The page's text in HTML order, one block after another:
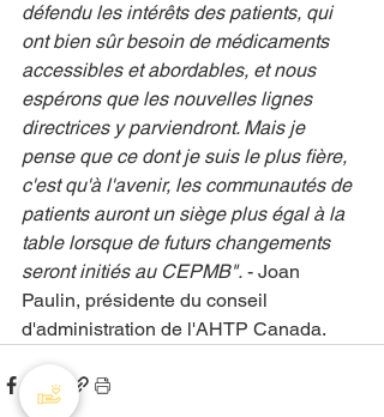
défendu les intérêts des patients, qui
ont bien sûr besoin de médicaments
accessibles et abordables, et nous
espérons que les nouvelles lignes
directrices y parviendront. Mais je
pense que ce dont je suis le plus fière,
c'est qu'à l'avenir, les communautés de
patients auront un siège plus égal à la
table lorsque de futurs changements
seront initiés au CEPMB". - Joan
Paulin, présidente du conseil
d'administration de l'AHTP Canada.